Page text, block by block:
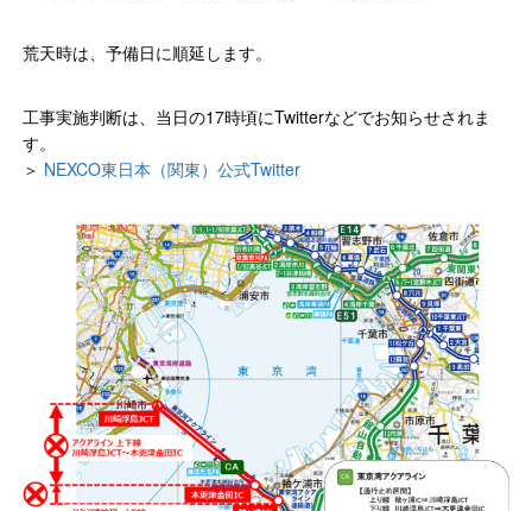
荒天時は、予備日に順延します。
工事実施判断は、当日の17時頃にTwitterなどでお知らせされま
す。
＞ NEXCO東日本（関東）公式Twitter